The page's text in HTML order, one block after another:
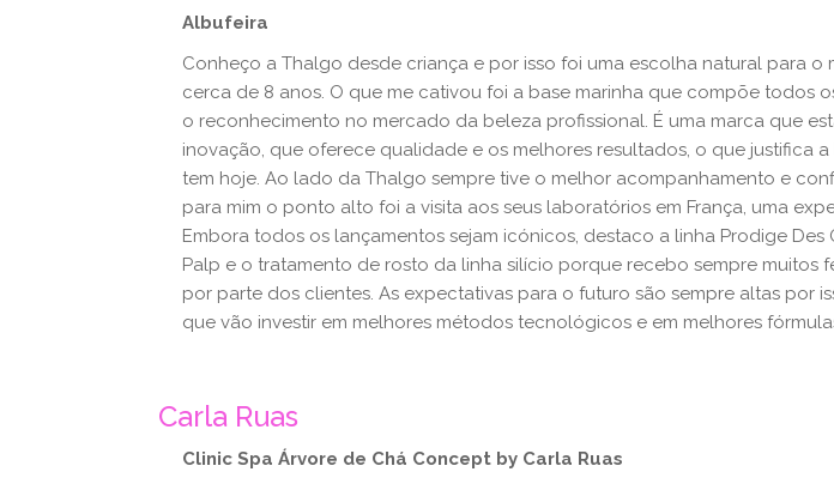
Albufeira
Conheço a Thalgo desde criança e por isso foi uma escolha natural para o
cerca de 8 anos. O que me cativou foi a base marinha que compõe todos
o reconhecimento no mercado da beleza profissional. É uma marca que
inovação, que oferece qualidade e os melhores resultados, o que justifica
tem hoje. Ao lado da Thalgo sempre tive o melhor acompanhamento e
para mim o ponto alto foi a visita aos seus laboratórios em França, uma
Embora todos os lançamentos sejam icónicos, destaco a linha Prodige Des
Palp e o tratamento de rosto da linha silício porque recebo sempre muitos
por parte dos clientes. As expectativas para o futuro são sempre altas por
que vão investir em melhores métodos tecnológicos e em melhores
Carla Ruas
Clinic Spa Árvore de Chá Concept by Carla Ruas